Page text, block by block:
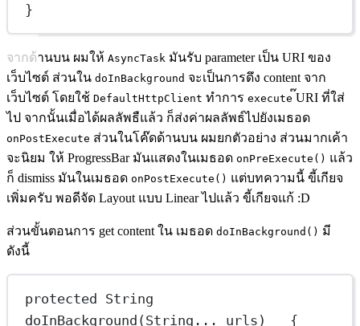
}
จากด้านบน ผมให้ AsyncTask มันรับ parameter เป็น URI ของ
เว็บไซต์ ส่วนใน doInBackground จะเป็นการดึง content จาก
เว็บไซต์ โดยใช้ DefaultHttpClient ทำการ execute ๊URI ที่ใส่
ไป จากนั้นเมื่อได้ผลลัพธืแล้ว ก็ส่งค่าผลลัพธ์ไปยังเมธอด
onPostExecute ส่วนในโค๊ดด้านบน ผมยกตัวอย่าง ส่วนมากเค้า
จะนิยม ให้ ProgressBar มันแสดงในเมธอด onPreExecute() แล้ว
ก็ dismiss มันในเมธอด onPostExecute() แต่บทความนี้ ขี้เกียจ
เพิ่มครับ พอดีจัด Layout แบบ Linear ไปแล้ว ขี้เกียจแก้ :D
ส่วนขั้นตอนการ get content ใน เมธอด doInBackground() มี
ดังนี้
protected
doInBackground (String... urls)   {